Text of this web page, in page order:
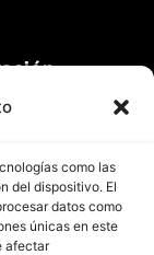
como las
del dispositivo. El
datos como
únicas en este
afectar